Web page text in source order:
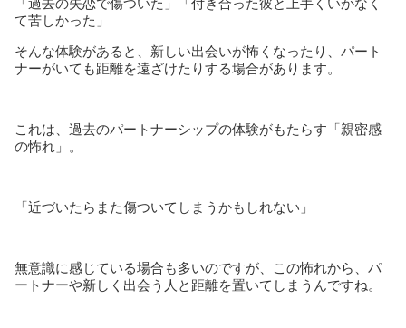
「過去の失恋で傷ついた」「付き合った彼と上手くいかなく
て苦しかった」
そんな体験があると、新しい出会いが怖くなったり、パート
ナーがいても距離を遠ざけたりする場合があります。
これは、過去のパートナーシップの体験がもたらす「親密感
の怖れ」。
「近づいたらまた傷ついてしまうかもしれない」
無意識に感じている場合も多いのですが、この怖れから、パ
ートナーや新しく出会う人と距離を置いてしまうんですね。